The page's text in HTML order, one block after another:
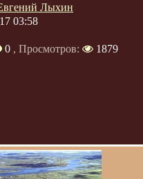
Лыхин
03:58
0 , Просмотров:
1879